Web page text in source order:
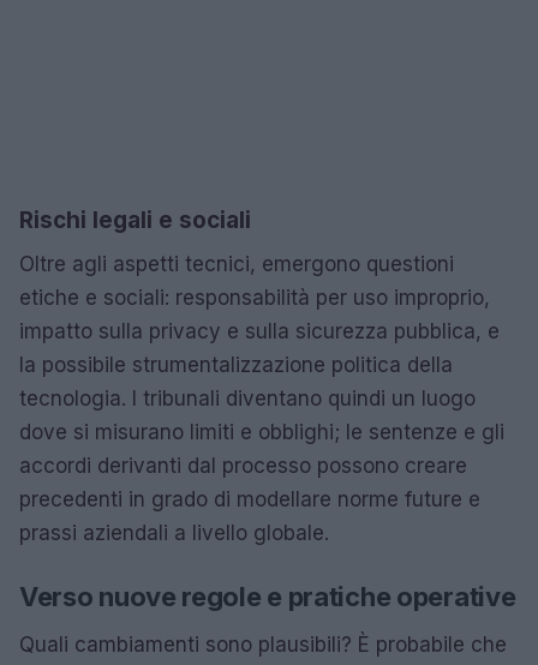
Rischi legali e sociali
Oltre agli aspetti tecnici, emergono questioni
etiche e sociali: responsabilità per uso improprio,
impatto sulla privacy e sulla sicurezza pubblica, e
la possibile strumentalizzazione politica della
tecnologia. I tribunali diventano quindi un luogo
dove si misurano limiti e obblighi; le sentenze e gli
accordi derivanti dal processo possono creare
precedenti in grado di modellare norme future e
prassi aziendali a livello globale.
Verso nuove regole e pratiche operative
Quali cambiamenti sono plausibili? È probabile che